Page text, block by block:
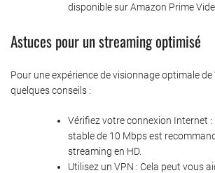
disponible sur Amazon Prime
Astuces pour un streaming optimisé
Pour une expérience de visionnage optimale de
quelques conseils :
Vérifiez votre connexion Internet :
stable de 10 Mbps est
streaming en HD.
Utilisez un VPN : Cela peut vous